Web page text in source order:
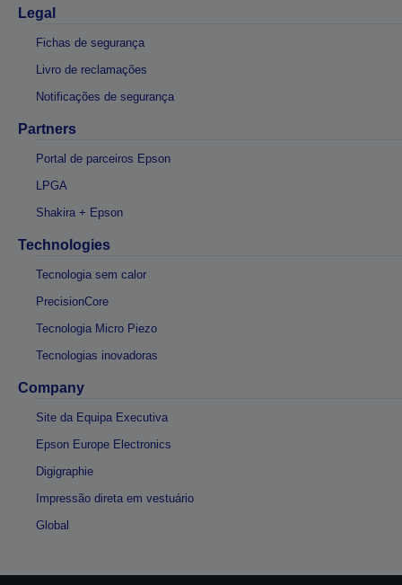
Legal
Fichas de segurança
Livro de reclamações
Notificações de segurança
Partners
Portal de parceiros Epson
LPGA
Shakira + Epson
Technologies
Tecnologia sem calor
PrecisionCore
Tecnologia Micro Piezo
Tecnologias inovadoras
Company
Site da Equipa Executiva
Epson Europe Electronics
Digigraphie
Impressão direta em vestuário
Global